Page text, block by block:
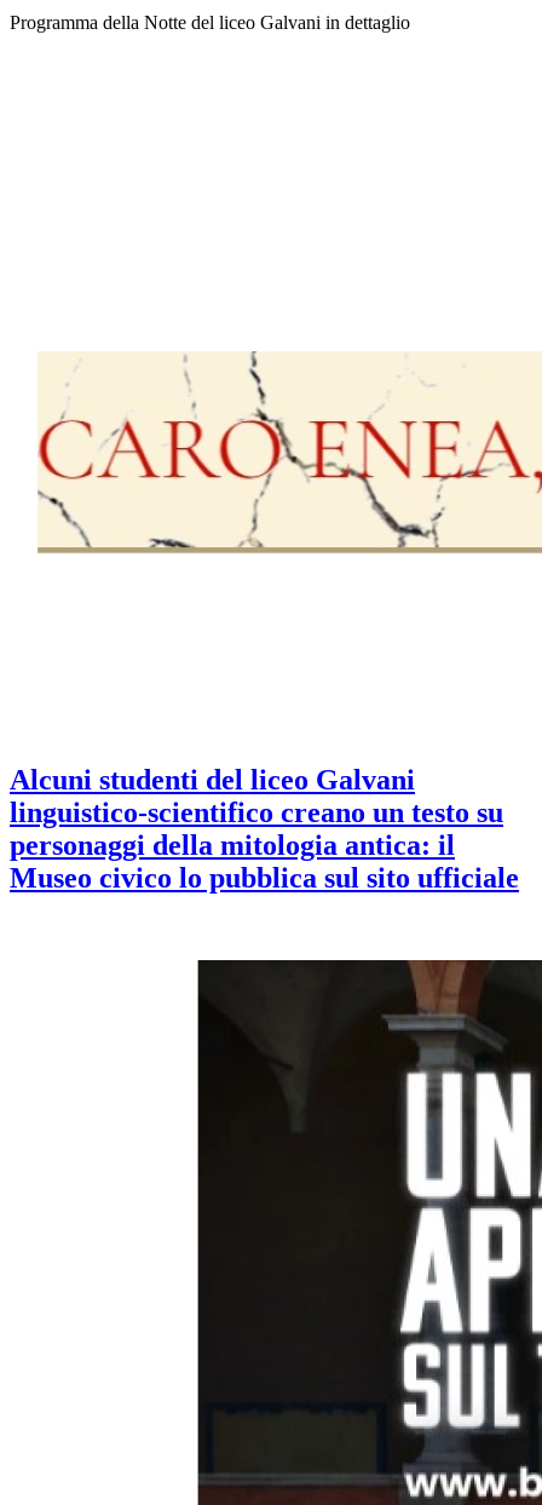
Programma della Notte del liceo Galvani in dettaglio
Alcuni studenti del liceo Galvani
linguistico-scientifico creano un testo su
personaggi della mitologia antica: il
Museo civico lo pubblica sul sito ufficiale